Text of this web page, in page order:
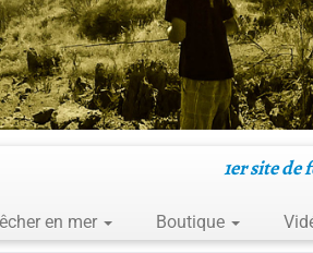
1er site de
en mer Boutique